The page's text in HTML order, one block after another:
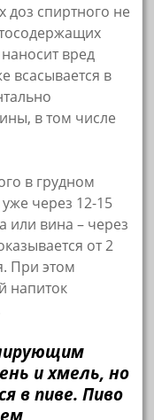
доз спиртного не
вред
всасывается в
в том числе
в грудном
через 12-15
или вина – через
от 2
При этом
напиток
и хмель, но
в пиве. Пиво